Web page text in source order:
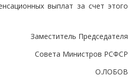
выплат за счет этого
Заместитель Председателя
Совета Министров РСФСР
О.ЛОБОВ